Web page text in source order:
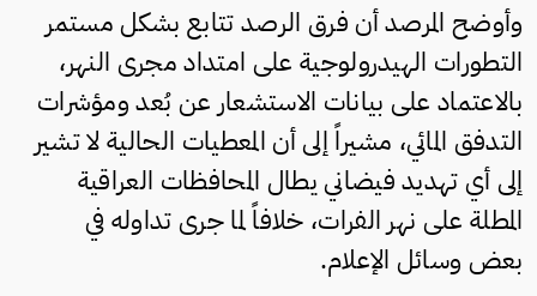
وأوضح المرصد أن فرق الرصد تتابع بشكل مستمر
التطورات الهيدرولوجية على امتداد مجرى النهر،
بالاعتماد على بيانات الاستشعار عن بُعد ومؤشرات
التدفق المائي، مشيراً إلى أن المعطيات الحالية لا تشير
إلى أي تهديد فيضاني يطال المحافظات العراقية
المطلة على نهر الفرات، خلافاً لما جرى تداوله في
بعض وسائل الإعلام.